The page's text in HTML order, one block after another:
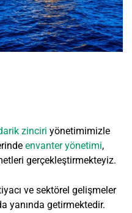
zinciri yönetimimizle
envanter yönetimi,
gerçekleştirmekteyiz.
ve sektörel gelişmeler
yanında getirmektedir.